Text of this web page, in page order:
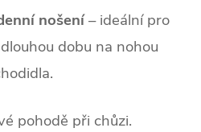
nošení– ideální pro
dobu na nohou
pohodě při chůzi.